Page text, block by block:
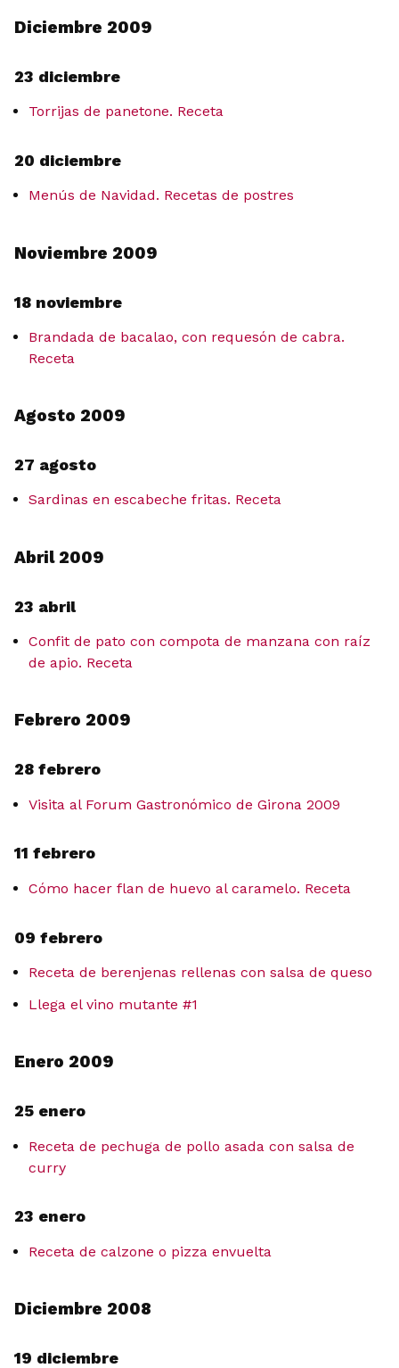
Diciembre 2009
23 diciembre
Torrijas de panetone. Receta
20 diciembre
Menús de Navidad. Recetas de postres
Noviembre 2009
18 noviembre
Brandada de bacalao, con requesón de cabra.
Receta
Agosto 2009
27 agosto
Sardinas en escabeche fritas. Receta
Abril 2009
23 abril
Confit de pato con compota de manzana con raíz
de apio. Receta
Febrero 2009
28 febrero
Visita al Forum Gastronómico de Girona 2009
11 febrero
Cómo hacer flan de huevo al caramelo. Receta
09 febrero
Receta de berenjenas rellenas con salsa de queso
Llega el vino mutante #1
Enero 2009
25 enero
Receta de pechuga de pollo asada con salsa de
curry
23 enero
Receta de calzone o pizza envuelta
Diciembre 2008
19 diciembre